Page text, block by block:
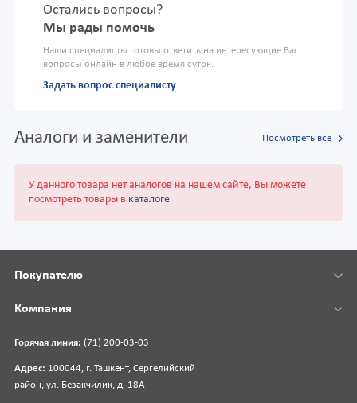
Остались вопросы?
Мы рады помочь
Наши специалисты готовы ответить на интересующие Вас
вопросы онлайн в любое время суток.
Задать вопрос специалисту
Аналоги и заменители Посмотреть все
У данного товара нет аналогов на нашем сайте, Вы можете
посмотреть товары в каталоге
Горячая линия: (71) 200-03-03
Адрес: 100044, г. Ташкент, Сергелийский
район, ул. Безакчилик, д. 18А
Покупателю
Компания